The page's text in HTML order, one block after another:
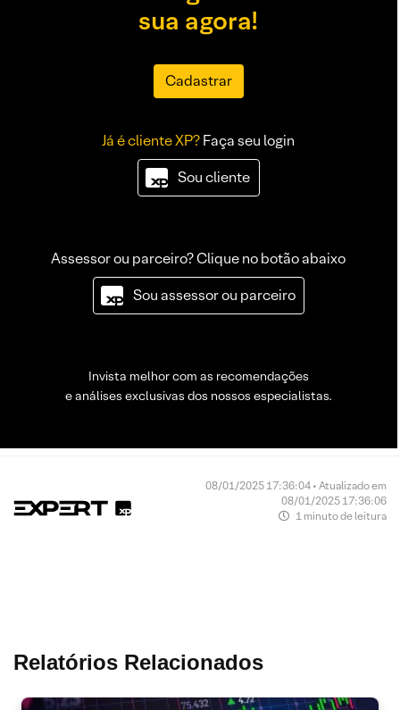
sua agora!
Cadastrar
Já é cliente XP?Faça seu login
Sou cliente
Assessor ou parceiro? Clique no botão abaixo
Sou assessor ou parceiro
Invista melhor com as recomendações
e análises exclusivas dos nossos especialistas.
08/01/2025 17:36:04 • Atualizado em
08/01/2025 17:36:06
1 minuto de leitura
Relatórios Relacionados